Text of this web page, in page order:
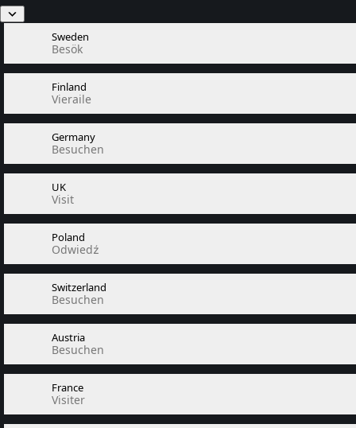
Sweden
Besök
Finland
Vieraile
Germany
Besuchen
UK
Visit
Poland
Odwiedź
Switzerland
Besuchen
Austria
Besuchen
France
Visiter